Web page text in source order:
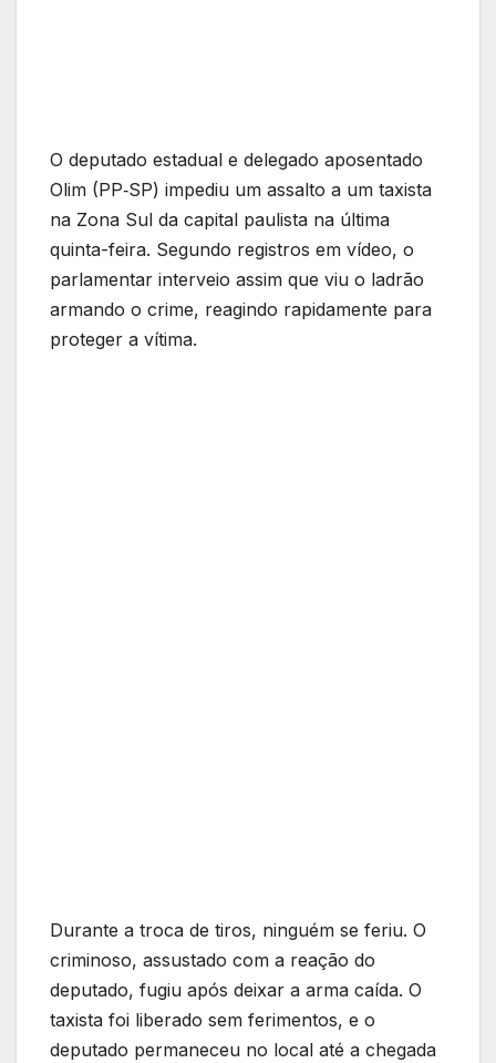
O deputado estadual e delegado aposentado
Olim (PP‑SP) impediu um assalto a um taxista
na Zona Sul da capital paulista na última
quinta-feira. Segundo registros em vídeo, o
parlamentar interveio assim que viu o ladrão
armando o crime, reagindo rapidamente para
proteger a vítima.
Durante a troca de tiros, ninguém se feriu. O
criminoso, assustado com a reação do
deputado, fugiu após deixar a arma caída. O
taxista foi liberado sem ferimentos, e o
deputado permaneceu no local até a chegada